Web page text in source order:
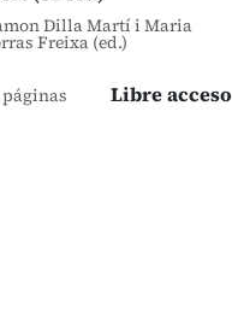
Dilla Martí i Maria
Freixa (ed.)
páginas Libre acceso